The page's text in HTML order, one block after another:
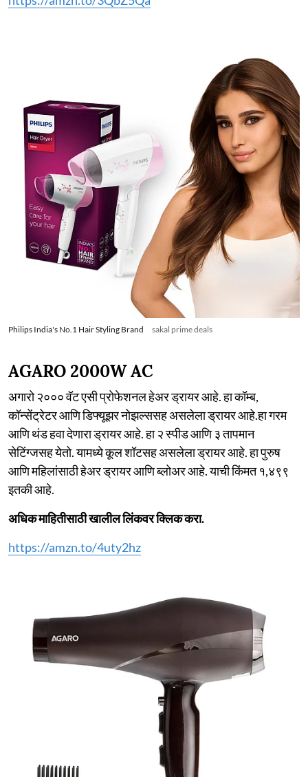
Philips India's No.1 Hair Styling Brand sakal prime deals
AGARO 2000W AC
अगारो २००० वॅट एसी प्रोफेशनल हेअर ड्रायर आहे. हा कॉम्ब,
कॉन्सेंट्रेटर आणि डिफ्यूझर नोझल्ससह असलेला ड्रायर आहे.हा गरम
आणि थंड हवा देणारा ड्रायर आहे. हा २ स्पीड आणि ३ तापमान
सेटिंग्जसह येतो. यामध्ये कूल शॉटसह असलेला ड्रायर आहे. हा पुरुष
आणि महिलांसाठी हेअर ड्रायर आणि ब्लोअर आहे. याची किंमत १,४९९
इतकी आहे.
अधिक माहितीसाठी खालील लिंकवर क्लिक करा.
https://amzn.to/4uty2hz